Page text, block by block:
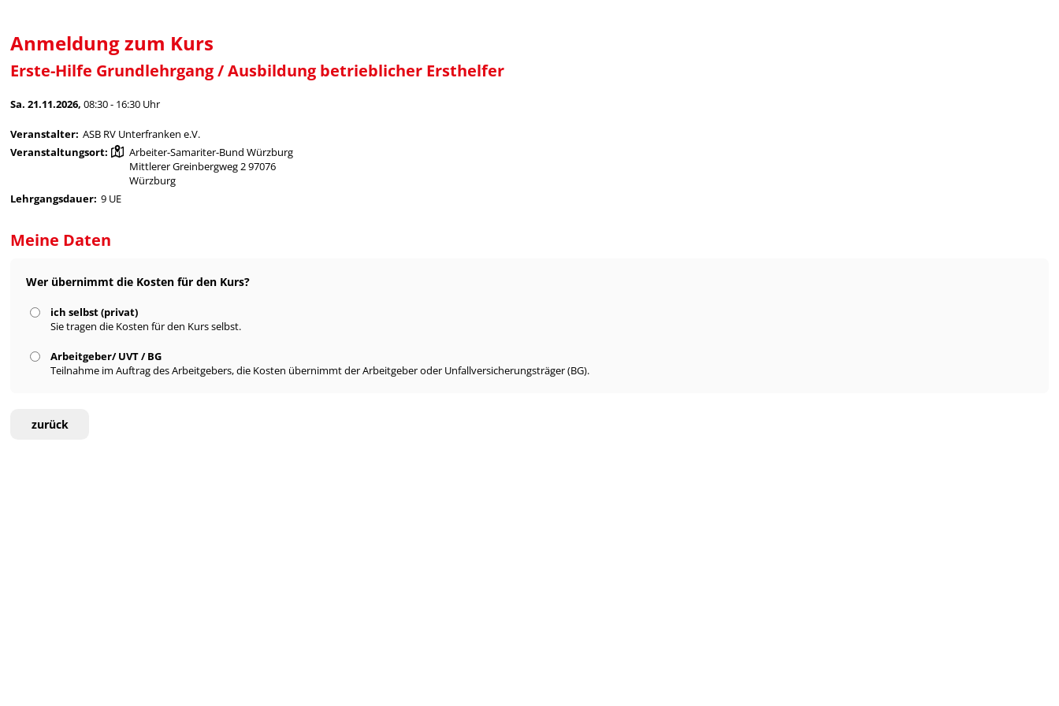
Anmeldung zum Kurs
Erste-Hilfe Grundlehrgang / Ausbildung betrieblicher Ersthelfer
Sa. 21.11.2026,08:30 - 16:30 Uhr
Veranstalter: ASB RV Unterfranken e.V.
Veranstaltungsort:
Arbeiter-Samariter-Bund Würzburg
Mittlerer Greinbergweg 2 97076
Würzburg
Lehrgangsdauer: 9 UE
Meine Daten
Wer übernimmt die Kosten für den Kurs?
ich selbst (privat)
Sie tragen die Kosten für den Kurs selbst.
Arbeitgeber/ UVT / BG
Teilnahme im Auftrag des Arbeitgebers, die Kosten übernimmt der Arbeitgeber oder Unfallversicherungsträger (BG).
zurück